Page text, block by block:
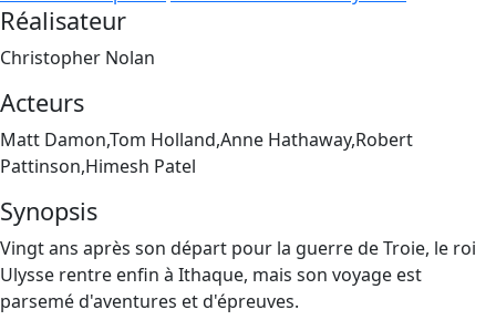
Réalisateur
Christopher Nolan
Acteurs
Matt Damon,Tom Holland,Anne Hathaway,Robert
Pattinson,Himesh Patel
Synopsis
Vingt ans après son départ pour la guerre de Troie, le roi
Ulysse rentre enfin à Ithaque, mais son voyage est
parsemé d'aventures et d'épreuves.